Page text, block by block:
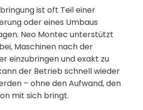
ist oft Teil einer
oder eines Umbaus
Neo Montec unterstützt
Maschinen nach der
einzubringen und exakt zu
der Betrieb schnell wieder
– ohne den Aufwand, den
mit sich bringt.